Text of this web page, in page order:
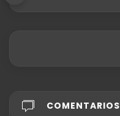
COMENTARIOS